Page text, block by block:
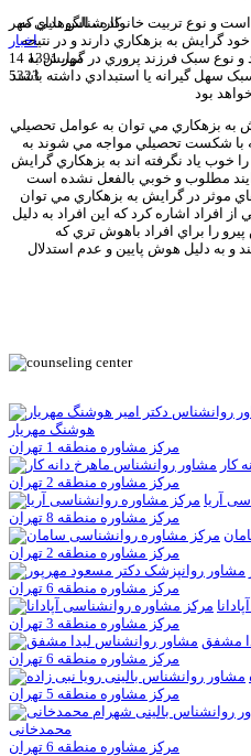
کارشناس ندای مهر
اخبار
14 مهر 1391
5323
و نوع تربيت خانواده ، الگوهايي که
گرايش به بزهکاري دارند و در نتيجه
و نوع سبک فرزند پروري در گرايش به
سهل گيرانه يا استبدادي داشته باشند
به بزهکاري مي توان به عوامل تحصيلي
با شکست تحصيلي مواجه مي شوند به
خوب ياد نگرفته اند به بزهکاري گرايش
موثر در گرايش به بزهکاري مي توان
افراد اشاره کرد که اين افراد به دليل
را براي افراد باهوش تري که
و به دليل هوش پايين و عدم استدلال
هوشنگ مهريار
مرکز مشاوره منطقه 1 تهران
کار
مرکز مشاوره منطقه 2 تهران
آريا
مرکز مشاوره منطقه 8 تهران
مرکز مشاوره منطقه 2 تهران
مرکز مشاوره منطقه 6 تهران
مرکز مشاوره منطقه 3 تهران
مشفق
مرکز مشاوره منطقه 6 تهران
مرکز مشاوره منطقه 5 تهران
محمدخانی
مرکز مشاوره منطقه 6 تهران